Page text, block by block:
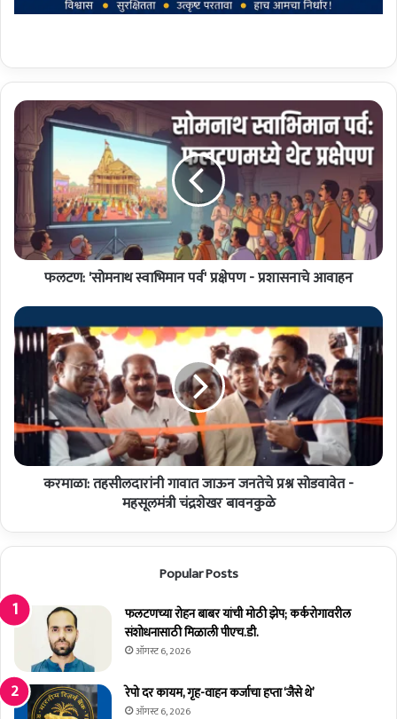
फ
ट
ण
सो
म
ना
भि
मा
न
'
प्र
क्षे
प
शा
चे
आ
वा
न
फलटण: 'सोमनाथ स्वाभिमान पर्व' प्रक्षेपण - प्रशासनाचे आवाहन
क
र
मा
त
ह
सी
ल
गा
जा
ऊ
न
न
ते
चे
करमाळा: तहसीलदारांनी गावात जाऊन जनतेचे प्रश्न सोडवावेत -
महसूलमंत्री चंद्रशेखर बावनकुळे
Popular Posts
फलटणच्या रोहन बाबर यांची मोठी झेप; कर्करोगावरील
संशोधनासाठी मिळाली पीएच.डी.
ऑगस्ट 6, 2026
रेपो दर कायम, गृह-वाहन कर्जाचा हप्ता ‘जैसे थे’
ऑगस्ट 6, 2026